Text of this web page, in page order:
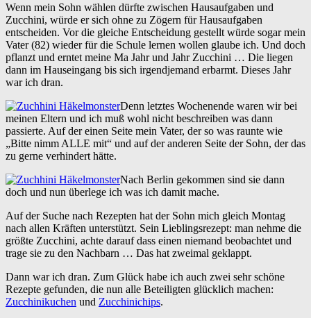
Wenn mein Sohn wählen dürfte zwischen Hausaufgaben und
Zucchini, würde er sich ohne zu Zögern für Hausaufgaben
entscheiden. Vor die gleiche Entscheidung gestellt würde sogar mein
Vater (82) wieder für die Schule lernen wollen glaube ich. Und doch
pflanzt und erntet meine Ma Jahr und Jahr Zucchini … Die liegen
dann im Hauseingang bis sich irgendjemand erbarmt. Dieses Jahr
war ich dran.
Denn letztes Wochenende waren wir bei
meinen Eltern und ich muß wohl nicht beschreiben was dann
passierte. Auf der einen Seite mein Vater, der so was raunte wie
„Bitte nimm ALLE mit“ und auf der anderen Seite der Sohn, der das
zu gerne verhindert hätte.
Nach Berlin gekommen sind sie dann
doch und nun überlege ich was ich damit mache.
Auf der Suche nach Rezepten hat der Sohn mich gleich Montag
nach allen Kräften unterstützt. Sein Lieblingsrezept: man nehme die
größte Zucchini, achte darauf dass einen niemand beobachtet und
trage sie zu den Nachbarn … Das hat zweimal geklappt.
Dann war ich dran. Zum Glück habe ich auch zwei sehr schöne
Rezepte gefunden, die nun alle Beteiligten glücklich machen:
Zucchinikuchen und Zucchinichips.